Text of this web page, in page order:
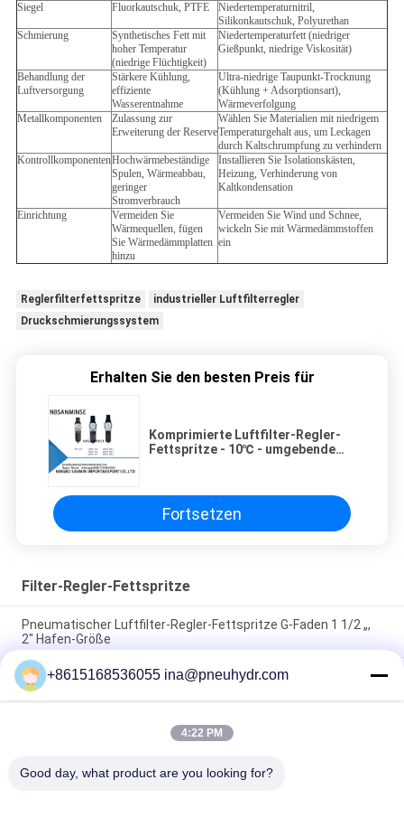
Siegel Fluorkautschuk, PTFE
Niedertemperaturnitril,
Silikonkautschuk, Polyurethan
Schmierung
Synthetisches Fett mit
hoher Temperatur
(niedrige Flüchtigkeit)
Niedertemperaturfett (niedriger
Gießpunkt, niedrige Viskosität)
Behandlung der
Luftversorgung
Stärkere Kühlung,
effiziente
Wasserentnahme
Ultra-niedrige Taupunkt-Trocknung
(Kühlung + Adsorptionsart),
Wärmeverfolgung
Metallkomponenten
Zulassung zur
Erweiterung der Reserve
Wählen Sie Materialien mit niedrigem
Temperaturgehalt aus, um Leckagen
durch Kaltschrumpfung zu verhindern
KontrollkomponentenHochwärmebeständige
Spulen, Wärmeabbau,
geringer
Stromverbrauch
Installieren Sie Isolationskästen,
Heizung, Verhinderung von
Kaltkondensation
Einrichtung
Vermeiden Sie
Wärmequellen, fügen
Sie Wärmedämmplatten
hinzu
Vermeiden Sie Wind und Schnee,
wickeln Sie mit Wärmedämmstoffen
ein
Reglerfilterfettspritze
industrieller Luftfilterregler
Druckschmierungssystem
Erhalten Sie den besten Preis für
Komprimierte Luftfilter-Regler-
Fettspritze - 10℃ - umgebende
Fortsetzen
Filter-Regler-Fettspritze
Pneumatischer Luftfilter-Regler-Fettspritze G-Faden 1 1/2 „,
2" Hafen-Größe
SZLFG-Druckanzeiger-quantitative Zufuhr-hohe
Zuverlässigkeit
Fett NBSANMINSE SDR5-34Z, das Pumpe 4 Mpa
Wechselstrom 380 Volt 50 Hz mit Überströmventil für
+8615168536055 ina@pneuhydr.com
4:22 PM
Good day, what product are you looking for?